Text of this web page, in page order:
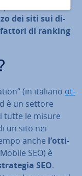
in direzione
dei siti sui di­
di ranking
(in italiano ot­
è un settore
tutte le misure
un sito nei
anche l’ot­ti­
SEO) è
SEO.